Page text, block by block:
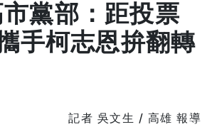
黨部：距投票
手柯志恩拚翻轉
記者 吳文生 / 高雄 報導